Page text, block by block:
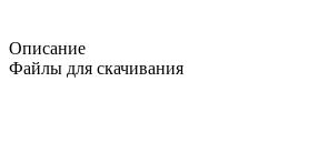
Описание
Файлы для скачивания